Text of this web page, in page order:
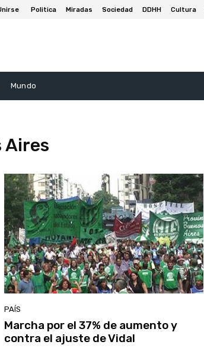
Politica Miradas Sociedad DDHH Cultura
Mundo
Aires
PAÍS
Marcha por el 37% de aumento y
contra el ajuste de Vidal